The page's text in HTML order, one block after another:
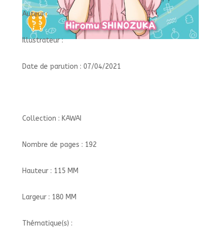
Auteur :
Illustrateur :
Date de parution : 07/04/2021
Collection : KAWAI
Nombre de pages : 192
Hauteur : 115 MM
Largeur : 180 MM
Thématique(s) :